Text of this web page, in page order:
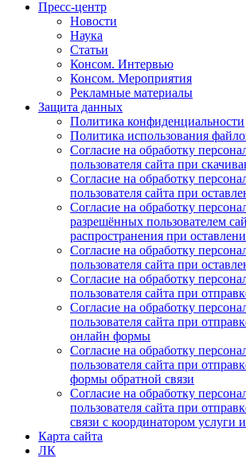
Пресс-центр
Новости
Наука
Статьи
Консом. Интервью
Консом. Мероприятия
Рекламные материалы
Защита данных
Политика конфиденциальности
Политика использования
Согласие на обработку
пользователя сайта при
Согласие на обработку
пользователя сайта при
Согласие на обработку
разрешённых пользователем
распространения при
Согласие на обработку
пользователя сайта при
Согласие на обработку
пользователя сайта при
Согласие на обработку
пользователя сайта при
онлайн формы
Согласие на обработку
пользователя сайта при
формы обратной связи
Согласие на обработку
пользователя сайта при
связи с координатором услуги
Карта сайта
ЛК